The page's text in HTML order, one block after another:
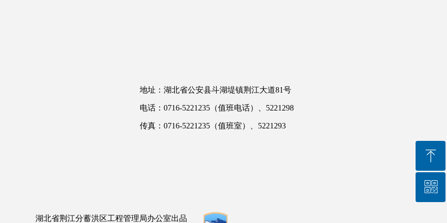
湖北省荆江分蓄洪区工程管理局办公室出品
地址：湖北省公安县斗湖堤镇荆江大道81号
电话：0716-5221235（值班电话）、5221298
传真：0716-5221235（值班室）、5221293
ꁸ
回到顶部
ꀥ